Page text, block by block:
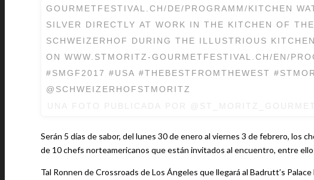
GOURMETFESTIVAL.CH/DE/PROGRAMM/KITCHEN
SILVER DIRECTLY AT WORK IN THE KITCHEN OF THE
SCHWEIZERHOF DURING THE ILLUSTRIOUS
ON WWW.STMORITZ-GOURMETFESTIVAL.CH/EN/
#SMGF2017 #USA #THEBESTFROMTHEWEST
@SCHWEIZERHOFSTMORITZ
Serán 5 días de sabor, del lunes 30 de enero al viernes 3 de febrero, los
de 10 chefs norteamericanos que están invitados al encuentro, entre
Tal Ronnen de Crossroads de Los Ángeles que llegará al Badrutt’s